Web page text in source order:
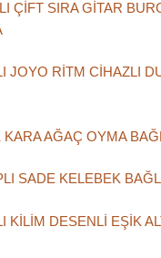
ÇİFT SIRA GİTAR
JOYO RİTM CİHAZLI
KARA AĞAÇ OYMA
SADE KELEBEK
KİLİM DESENLİ EŞİK